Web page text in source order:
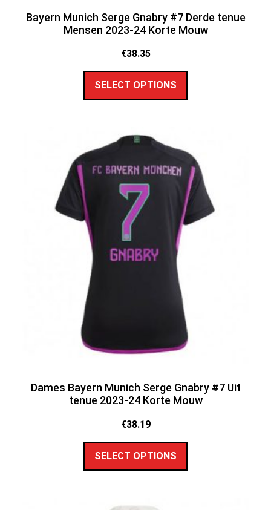
Bayern Munich Serge Gnabry #7 Derde tenue
Mensen 2023-24 Korte Mouw
€38.35
SELECT OPTIONS
Dames Bayern Munich Serge Gnabry #7 Uit
tenue 2023-24 Korte Mouw
€38.19
SELECT OPTIONS